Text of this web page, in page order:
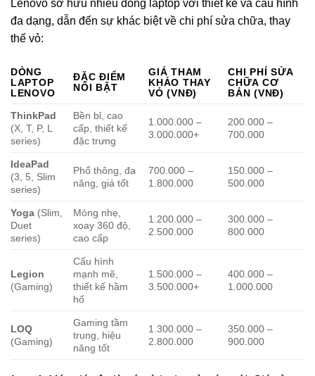
Lenovo sở hữu nhiều dòng laptop với thiết kế và cấu hình
đa dạng, dẫn đến sự khác biệt về chi phí sửa chữa, thay
thế vỏ:
DÒNG
LAPTOP
LENOVO
ĐẶC ĐIỂM
NỔI BẬT
GIÁ THAM
KHẢO THAY
VỎ (VNĐ)
CHI PHÍ SỬA
CHỮA CƠ
BẢN (VNĐ)
ThinkPad
(X, T, P, L
series)
Bền bỉ, cao
cấp, thiết kế
đặc trưng
1.000.000 –
3.000.000+
200.000 –
700.000
IdeaPad
(3, 5, Slim
series)
Phổ thông, đa
năng, giá tốt
700.000 –
1.800.000
150.000 –
500.000
Yoga (Slim,
Duet
series)
Mỏng nhẹ,
xoay 360 độ,
cao cấp
1.200.000 –
2.500.000
300.000 –
800.000
Legion
(Gaming)
Cấu hình
mạnh mẽ,
thiết kế hầm
hố
1.500.000 –
3.500.000+
400.000 –
1.000.000
LOQ
(Gaming)
Gaming tầm
trung, hiệu
năng tốt
1.300.000 –
2.800.000
350.000 –
900.000